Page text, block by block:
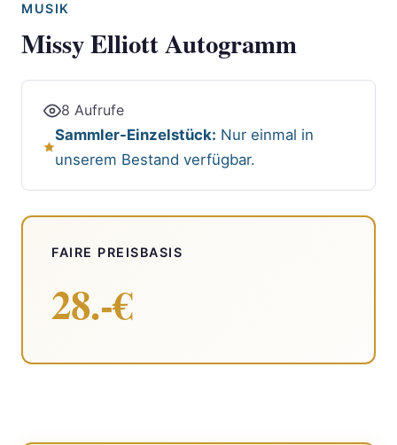
MUSIK
Missy Elliott Autogramm
8 Aufrufe
Sammler-Einzelstück: Nur einmal in
unserem Bestand verfügbar.
FAIRE PREISBASIS
28.-€